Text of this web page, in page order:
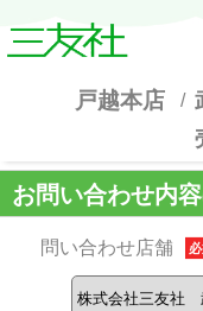
戸越本店
お問い合わせ内
問い合わせ店舗